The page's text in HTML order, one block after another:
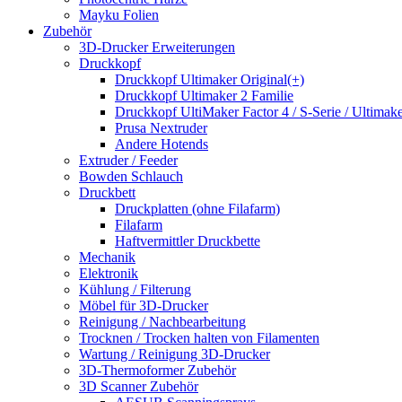
Mayku Folien
Zubehör
3D-Drucker Erweiterungen
Druckkopf
Druckkopf Ultimaker Original(+)
Druckkopf Ultimaker 2 Familie
Druckkopf UltiMaker Factor 4 / S-Serie /
Prusa Nextruder
Andere Hotends
Extruder / Feeder
Bowden Schlauch
Druckbett
Druckplatten (ohne Filafarm)
Filafarm
Haftvermittler Druckbette
Mechanik
Elektronik
Kühlung / Filterung
Möbel für 3D-Drucker
Reinigung / Nachbearbeitung
Trocknen / Trocken halten von Filamenten
Wartung / Reinigung 3D-Drucker
3D-Thermoformer Zubehör
3D Scanner Zubehör